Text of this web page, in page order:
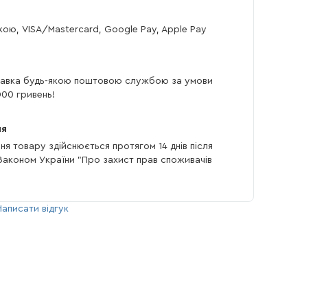
VISA/Mastercard, Google Pay, Apple Pay
будь-якою поштовою службою за умови
гривень!
товару здійснюється протягом 14 днів після
України "Про захист прав споживачів
відгук